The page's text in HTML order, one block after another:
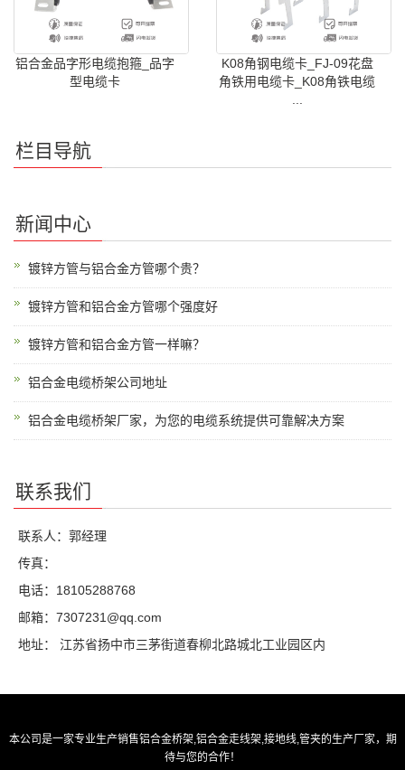
铝合金品字形电缆抱箍_品字
型电缆卡
K08角钢电缆卡_FJ-09花盘
角铁用电缆卡_K08角铁电缆
...
栏目导航
新闻中心
镀锌方管与铝合金方管哪个贵？
镀锌方管和铝合金方管哪个强度好
镀锌方管和铝合金方管一样嘛？
铝合金电缆桥架公司地址
铝合金电缆桥架厂家，为您的电缆系统提供可靠解决方案
联系我们
联系人：郭经理
传真：
电话：18105288768
邮箱：7307231@qq.com
地址： 江苏省扬中市三茅街道春柳北路城北工业园区内
本公司是一家专业生产销售铝合金桥架,铝合金走线架,接地线,管夹的生产厂家，期
待与您的合作！